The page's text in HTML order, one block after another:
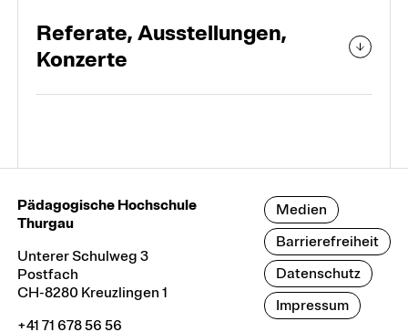
Referate, Ausstellungen,
Konzerte
Pädagogische Hochschule
Thurgau
Unterer Schulweg 3
Postfach
CH-8280 Kreuzlingen 1
+41 71 678 56 56
Medien
Barrierefreiheit
Datenschutz
Impressum